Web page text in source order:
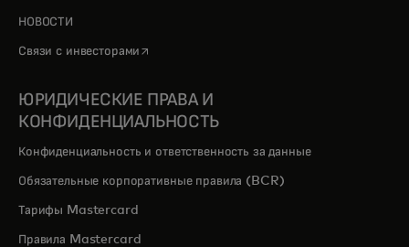
НОВОСТИ
Связи с инвесторами opens in a new tab
ЮРИДИЧЕСКИЕ ПРАВА И
КОНФИДЕНЦИАЛЬНОСТЬ
Конфиденциальность и ответственность за данные
Обязательные корпоративные правила (BCR)
Тарифы Mastercard
Правила Mastercard